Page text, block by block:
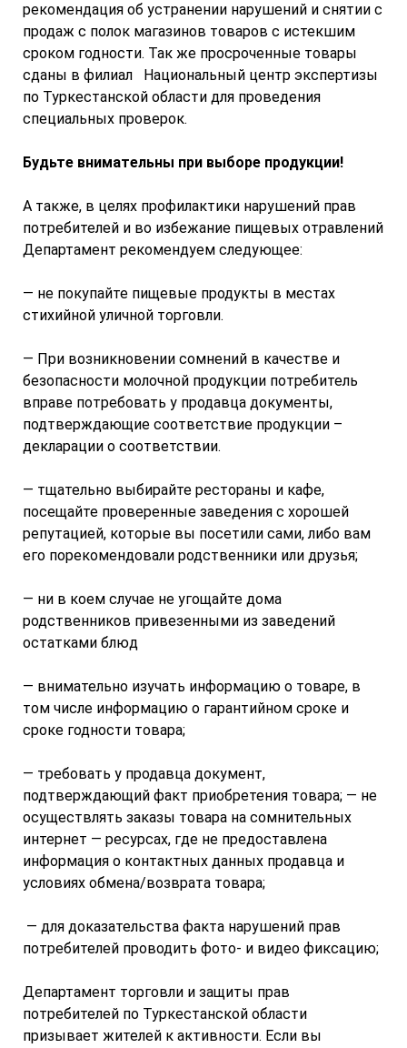
рекомендация об устранении нарушений и снятии с
продаж с полок магазинов товаров с истекшим
сроком годности. Так же просроченные товары
сданы в филиал Национальный центр экспертизы
по Туркестанской области для проведения
специальных проверок.
Будьте внимательны при выборе продукции!
А также, в целях профилактики нарушений прав
потребителей и во избежание пищевых отравлений
Департамент рекомендуем следующее:
— не покупайте пищевые продукты в местах
стихийной уличной торговли.
— При возникновении сомнений в качестве и
безопасности молочной продукции потребитель
вправе потребовать у продавца документы,
подтверждающие соответствие продукции –
декларации о соответствии.
— тщательно выбирайте рестораны и кафе,
посещайте проверенные заведения с хорошей
репутацией, которые вы посетили сами, либо вам
его порекомендовали родственники или друзья;
— ни в коем случае не угощайте дома
родственников привезенными из заведений
остатками блюд
— внимательно изучать информацию о товаре, в
том числе информацию о гарантийном сроке и
сроке годности товара;
— требовать у продавца документ,
подтверждающий факт приобретения товара; — не
осуществлять заказы товара на сомнительных
интернет — ресурсах, где не предоставлена
информация о контактных данных продавца и
условиях обмена/возврата товара;
— для доказательства факта нарушений прав
потребителей проводить фото- и видео фиксацию;
Департамент торговли и защиты прав
потребителей по Туркестанской области
призывает жителей к активности. Если вы